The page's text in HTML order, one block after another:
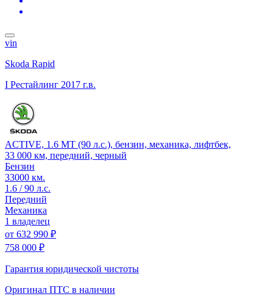
vin
Skoda Rapid
I Рестайлинг 2017 г.в.
ACTIVE, 1.6 MT (90 л.с.), бензин, механика, лифтбек,
33 000 км, передний, черный
Бензин
33000 км.
1.6 / 90 л.с.
Передний
Механика
1 владелец
от 632 990 ₽
758 000 ₽
Гарантия юридической чистоты
Оригинал ПТС в наличии